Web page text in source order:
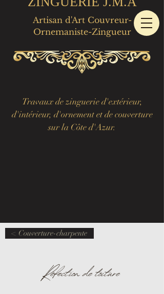
Artisan d'Art Couvreur-
Ornemaniste-Zingueur
Travaux de zinguerie d'extérieur,
d'intérieur, d'ornement et de couverture
sur la Côte d'Azur.
< Couverture-charpente
Réfection de toiture